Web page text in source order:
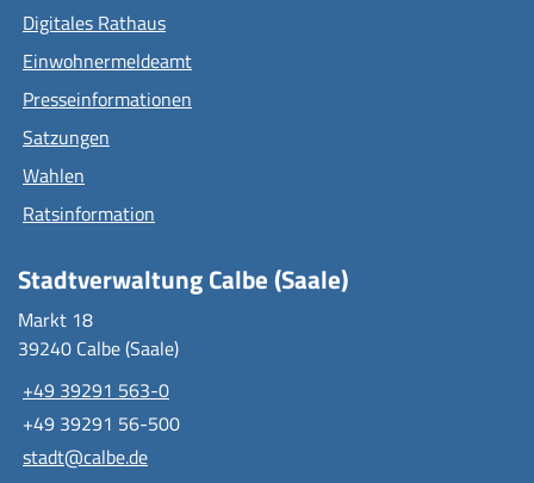
Digitales Rathaus
Einwohnermeldeamt
Presseinformationen
Satzungen
Wahlen
Ratsinformation
Stadtverwaltung Calbe (Saale)
Markt 18
39240 Calbe (Saale)
+49 39291 563-0
+49 39291 56-500
stadt@calbe.de